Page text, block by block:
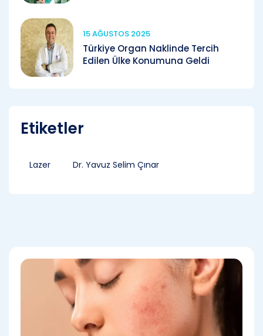
15 AĞUSTOS 2025
Türkiye Organ Naklinde Tercih
Edilen Ülke Konumuna Geldi
Etiketler
Lazer Dr. Yavuz Selim Çınar